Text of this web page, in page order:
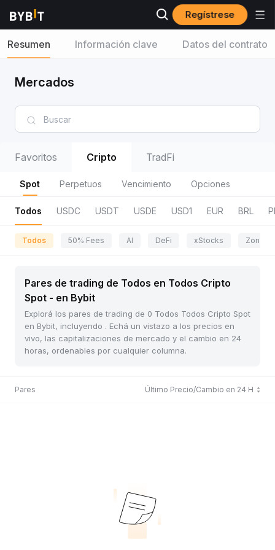
Regístrese
Resumen Información clave Datos del contrato
Mercados
Favoritos Cripto TradFi
Spot Perpetuos Vencimiento Opciones
Todos USDC USDT USDE USD1 EUR BRL
Todos 50% Fees AI DeFi xStocks Zona
Pares de trading de Todos en Todos Cripto
Spot - en Bybit
Explorá los pares de trading de 0 Todos Todos Cripto Spot
en Bybit, incluyendo . Echá un vistazo a los precios en
vivo, las capitalizaciones de mercado y el cambio en 24
horas, ordenables por cualquier columna.
Pares Último Precio/Cambio en 24 H